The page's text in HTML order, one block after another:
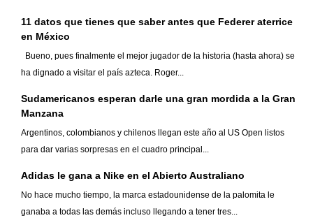
11 datos que tienes que saber antes que Federer aterrice
en México
Bueno, pues finalmente el mejor jugador de la historia (hasta ahora) se
ha dignado a visitar el país azteca. Roger...
Sudamericanos esperan darle una gran mordida a la Gran
Manzana
Argentinos, colombianos y chilenos llegan este año al US Open listos
para dar varias sorpresas en el cuadro principal...
Adidas le gana a Nike en el Abierto Australiano
No hace mucho tiempo, la marca estadounidense de la palomita le
ganaba a todas las demás incluso llegando a tener tres...